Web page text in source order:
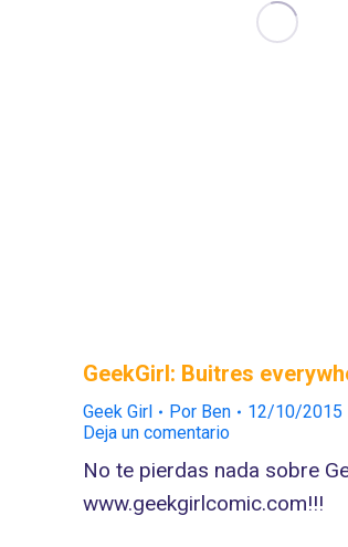
GeekGirl: Buitres
Geek Girl Por Ben
12/10/2015
Deja un comentario
No te pierdas nada sobre
www.geekgirlcomic.com!!!